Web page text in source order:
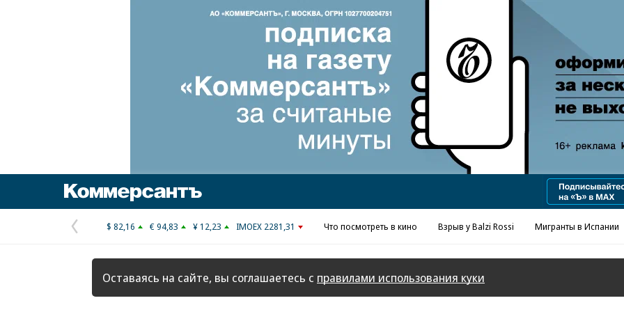
Реклама в «Ъ» www.kommersant.ru/ad
Предыдущая
страница
$ 82,16 € 94,83 ¥ 12,23 IMOEX 2281,31 Что посмотреть в кино Взрыв у Balzi Rossi Мигранты в Испании
Оставаясь на сайте, вы соглашаетесь с правилами использования куки